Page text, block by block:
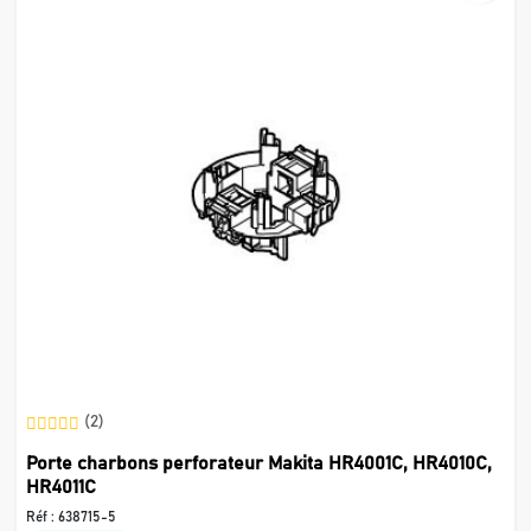
(2)
Porte charbons perforateur Makita HR4001C, HR4010C,
HR4011C
Réf : 638715-5